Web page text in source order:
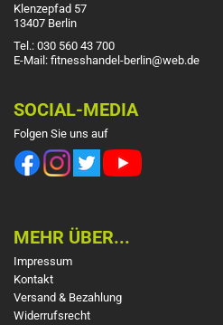
Klenzepfad 57
13407 Berlin
Tel.: 030 560 43 700
E-Mail: fitnesshandel-berlin@web.de
SOCIAL-MEDIA
Folgen Sie uns auf
MEHR ÜBER...
Impressum
Kontakt
Versand & Bezahlung
Widerrufsrecht